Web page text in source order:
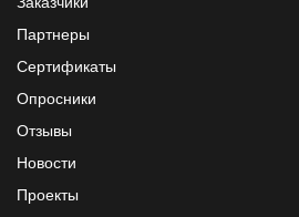
Партнеры
Сертификаты
Опросники
Отзывы
Новости
Проекты